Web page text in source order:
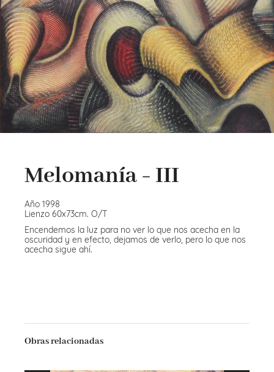
Melomanía - III
Año 1998
Lienzo 60x73cm. O/T
Encendemos la luz para no ver lo que nos acecha en la
oscuridad y en efecto, dejamos de verlo, pero lo que nos
acecha sigue ahí.
Obras relacionadas